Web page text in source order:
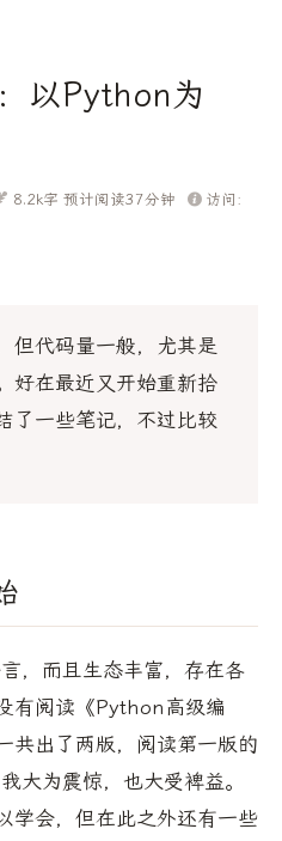
以Python为
8.2k字 预计阅读37分钟
访问:
但代码量一般，尤其是
好在最近又开始重新拾
了一些笔记，不过比较
，而且生态丰富，存在各
有阅读《Python高级编
共出了两版，阅读第一版的
大为震惊，也大受裨益。
学会，但在此之外还有一些